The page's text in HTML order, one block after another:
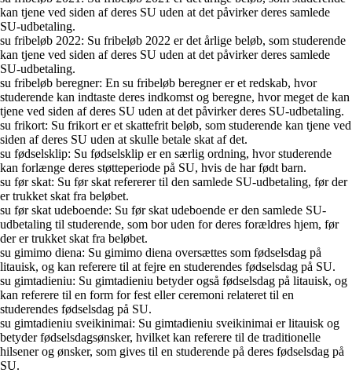
kan tjene ved siden af deres SU uden at det påvirker deres samlede
SU-udbetaling.
su fribeløb 2022: Su fribeløb 2022 er det årlige beløb, som studerende
kan tjene ved siden af deres SU uden at det påvirker deres samlede
SU-udbetaling.
su fribeløb beregner: En su fribeløb beregner er et redskab, hvor
studerende kan indtaste deres indkomst og beregne, hvor meget de kan
tjene ved siden af deres SU uden at det påvirker deres SU-udbetaling.
su frikort: Su frikort er et skattefrit beløb, som studerende kan tjene ved
siden af deres SU uden at skulle betale skat af det.
su fødselsklip: Su fødselsklip er en særlig ordning, hvor studerende
kan forlænge deres støtteperiode på SU, hvis de har født barn.
su før skat: Su før skat refererer til den samlede SU-udbetaling, før der
er trukket skat fra beløbet.
su før skat udeboende: Su før skat udeboende er den samlede SU-
udbetaling til studerende, som bor uden for deres forældres hjem, før
der er trukket skat fra beløbet.
su gimimo diena: Su gimimo diena oversættes som fødselsdag på
litauisk, og kan referere til at fejre en studerendes fødselsdag på SU.
su gimtadieniu: Su gimtadieniu betyder også fødselsdag på litauisk, og
kan referere til en form for fest eller ceremoni relateret til en
studerendes fødselsdag på SU.
su gimtadieniu sveikinimai: Su gimtadieniu sveikinimai er litauisk og
betyder fødselsdagsønsker, hvilket kan referere til de traditionelle
hilsener og ønsker, som gives til en studerende på deres fødselsdag på
SU.